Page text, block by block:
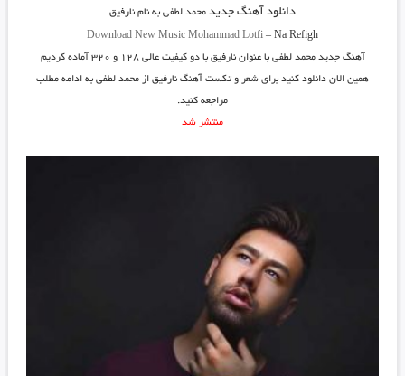
دانلود آهنگ جدید محمد لطفیبه نام نارفیق
Download New Music Mohammad Lotfi –Na Refigh
آهنگ جدیدمحمد لطفی با عنواننارفیق با دو کیفیت عالی ۱۲۸ و ۳۲۰ آماده کردیم
همین الان دانلود کنید برای شعر و تکست آهنگ نارفیق از محمد لطفی به ادامه مطلب
مراجعه کنید.
منتشر شد